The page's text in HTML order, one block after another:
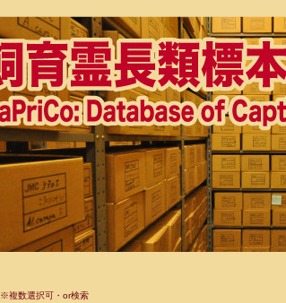
※複数選択可・or検索